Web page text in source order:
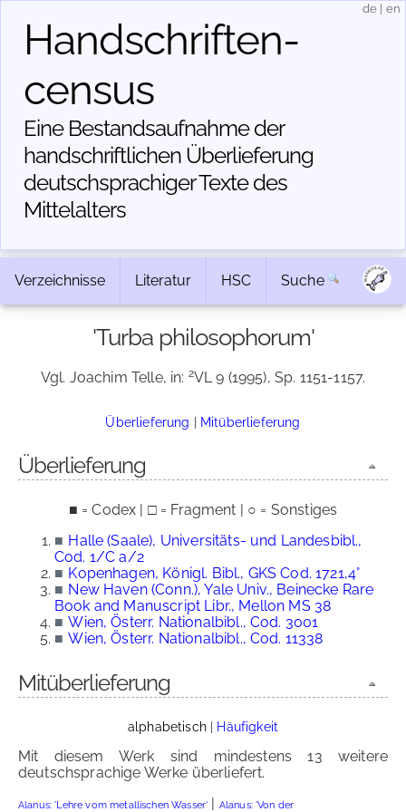
Handschriften­
census
Eine Bestandsaufnahme der
handschriftlichen Über­lieferung
deutschsprachiger Texte des
Mittelalters
de en
Verzeichnisse Literatur HSC Suche
'Turba philosophorum'
Vgl. Joachim Telle, in: 2VL 9 (1995), Sp. 1151-1157.
Überlieferung | Mitüberlieferung
Überlieferung
■ = Codex | □ = Fragment | ○ = Sonstiges
■ Halle (Saale), Universitäts- und Landesbibl.,
Cod. 1/C a/2
■ Kopenhagen, Königl. Bibl., GKS Cod. 1721,4°
■ New Haven (Conn.), Yale Univ., Beinecke Rare
Book and Manuscript Libr., Mellon MS 38
■ Wien, Österr. Nationalbibl., Cod. 3001
■ Wien, Österr. Nationalbibl., Cod. 11338
Mitüberlieferung
alphabetisch| Häufigkeit
Mit diesem Werk sind mindestens 13 weitere
deutschsprachige Werke überliefert.
Alanus: 'Lehre vom metallischen Wasser' | Alanus: 'Von der